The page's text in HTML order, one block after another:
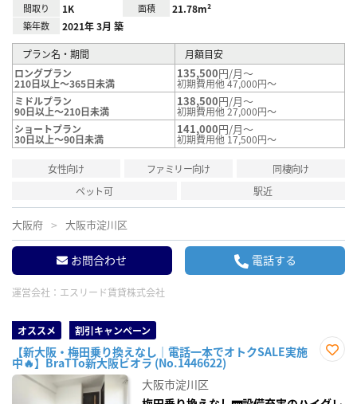
間取り 1K 面積 21.78m²
築年数 2021年 3月 築
プラン名・期間
月額目安
ロングプラン
210日以上～365日未満
135,500円/月～
初期費用他 47,000円～
ミドルプラン
90日以上～210日未満
138,500円/月～
初期費用他 27,000円～
ショートプラン
30日以上～90日未満
141,000円/月～
初期費用他 17,500円～
女性向け ファミリー向け
同棲向け
ペット可
駅近
大阪府 大阪市淀川区
お問合わせ 電話する
運営会社： エスリード賃貸株式会社
オススメ 割引キャンペーン
【新大阪・梅田乗り換えなし｜電話一本でオトクSALE実施
中🔥】BraTTo新大阪ビオラ (No.1446622)
大阪市淀川区